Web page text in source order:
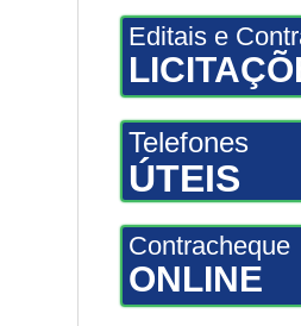
Editais e
Telefones
ÚTEIS
Contracheque
ONLINE